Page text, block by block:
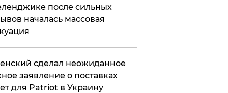
после сильных
началась массовая
сделал неожиданное
заявление о поставках
для Patriot в Украину